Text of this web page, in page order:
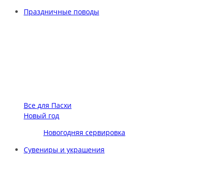
Праздничные поводы
Все для Пасхи
Новый год
Новогодняя сервировка
Сувениры и украшения